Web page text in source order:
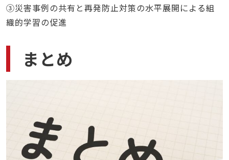
③災害事例の共有と再発防止対策の水平展開による組
織的学習の促進
まとめ